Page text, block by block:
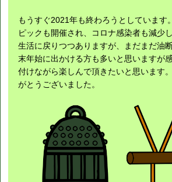
障害がある人もない
られる地域社会の実現を願ってい
もうすぐ2021年も終わろうとしています
ピックも開催され、コロナ感染者も減少
生活に戻りつつありますが、まだまだ油
末年始に出かける方も多いと思いますが
付けながら楽しんで頂きたいと思います
がとうございました。